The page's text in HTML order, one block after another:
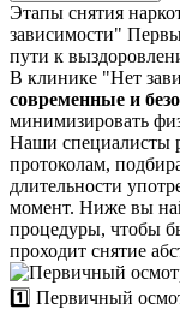
Этапы снятия
зависимости"
пути к
В клинике "Нет
современные и
минимизировать
Наши специалисты
протоколам,
длительности
момент. Ниже вы
процедуры, чтобы
проходит снятие
1️⃣ Первичный